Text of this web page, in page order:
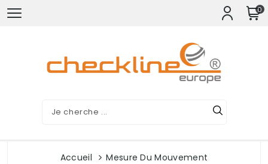
0
Accueil
Mesure Du Mouvement